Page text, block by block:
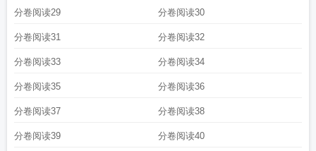
分卷阅读29 分卷阅读30
分卷阅读31 分卷阅读32
分卷阅读33 分卷阅读34
分卷阅读35 分卷阅读36
分卷阅读37 分卷阅读38
分卷阅读39 分卷阅读40